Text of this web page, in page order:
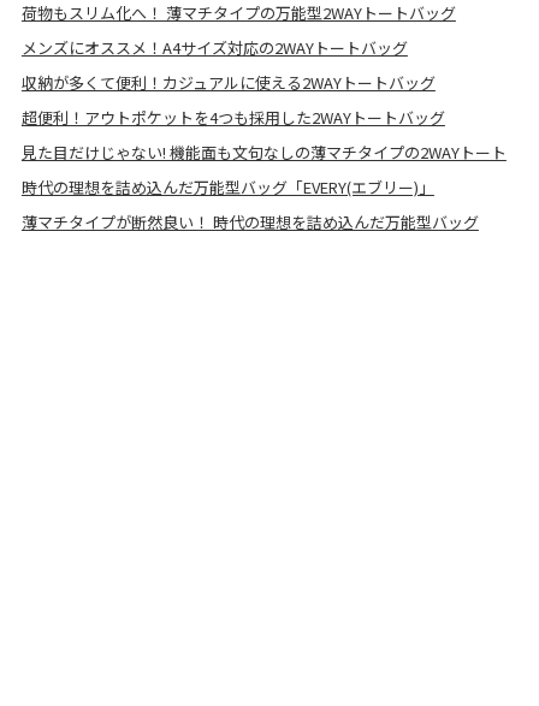
荷物もスリム化へ！ 薄マチタイプの万能型2WAYトートバッグ
メンズにオススメ！A4サイズ対応の2WAYトートバッグ
収納が多くて便利！カジュアルに使える2WAYトートバッグ
超便利！アウトポケットを4つも採用した2WAYトートバッグ
見た目だけじゃない! 機能面も文句なしの薄マチタイプの2WAYトート
時代の理想を詰め込んだ万能型バッグ「EVERY(エブリー)」
薄マチタイプが断然良い！ 時代の理想を詰め込んだ万能型バッグ